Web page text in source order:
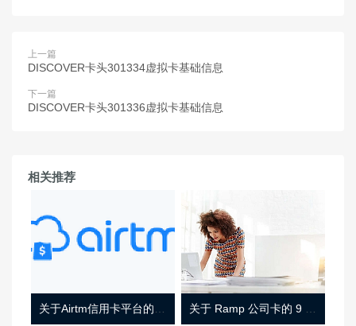
上一篇
DISCOVER卡头301334虚拟卡基础信息
下一篇
DISCOVER卡头301336虚拟卡基础信息
相关推荐